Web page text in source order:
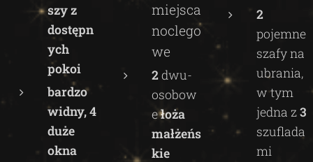
szy z
dostępn
ych
pokoi
bardzo
widny, 4
duże
okna
miejsca
noclego
we
2dwu-
osobow
ełoża
małżeńs
kie
2
pojemne
szafy na
ubrania,
w tym
jedna z3
szuflada
mi